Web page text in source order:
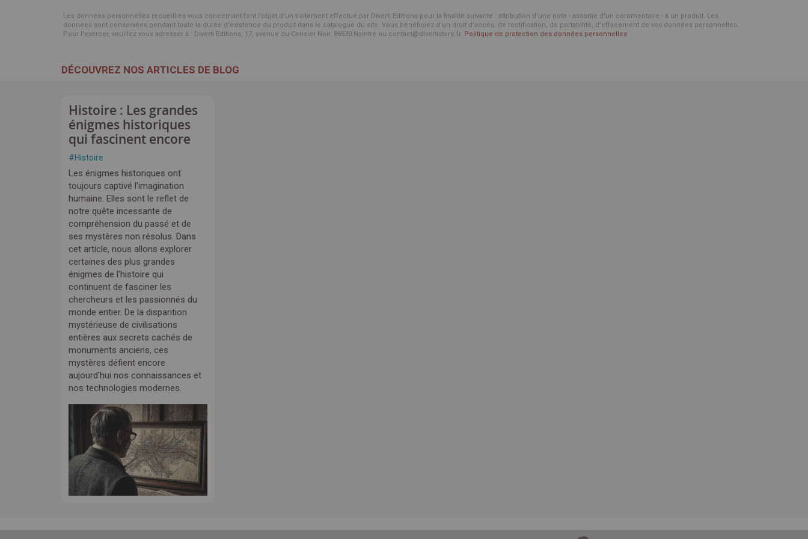
Les données personnelles recueillies vous concernant font l’objet d’un traitement effectué par Diverti Editions pour la finalité suivante : attribution d'une note - assortie d'un commentaire - à un produit. Les
données sont conservées pendant toute la durée d'existence du produit dans le catalogue du site. Vous bénéficiez d’un droit d’accès, de rectification, de portabilité, d’effacement de vos données personnelles.
Pour l’exercer, veuillez vous adresser à : Diverti Editions, 17, avenue du Cerisier Noir, 86530 Naintré ou contact@divertistore.fr. Politique de protection des données personnelles
DÉCOUVREZ NOS ARTICLES DE BLOG
Histoire : Les grandes
énigmes historiques
qui fascinent encore
#Histoire
Les énigmes historiques ont
toujours captivé l'imagination
humaine. Elles sont le reflet de
notre quête incessante de
compréhension du passé et de
ses mystères non résolus. Dans
cet article, nous allons explorer
certaines des plus grandes
énigmes de l'histoire qui
continuent de fasciner les
chercheurs et les passionnés du
monde entier. De la disparition
mystérieuse de civilisations
entières aux secrets cachés de
monuments anciens, ces
mystères défient encore
aujourd'hui nos connaissances et
nos technologies modernes.